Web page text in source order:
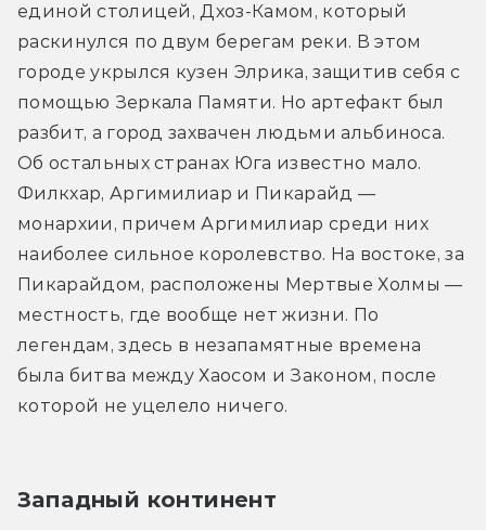
единой столицей, Дхоз-Камом, который
раскинулся по двум берегам реки. В этом
городе укрылся кузен Элрика, защитив себя с
помощью Зеркала Памяти. Но артефакт был
разбит, а город захвачен людьми альбиноса.
Об остальных странах Юга известно мало.
Филкхар, Аргимилиар и Пикарайд —
монархии, причем Аргимилиар среди них
наиболее сильное королевство. На востоке, за
Пикарайдом, расположены Мертвые Холмы —
местность, где вообще нет жизни. По
легендам, здесь в незапамятные времена
была битва между Хаосом и Законом, после
которой не уцелело ничего.
Западный континент